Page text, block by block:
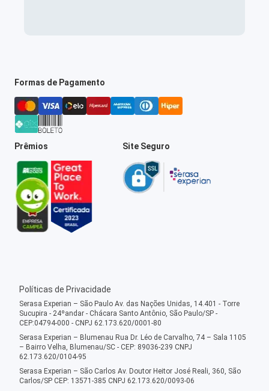
Formas de Pagamento
Prêmios Site Seguro
Políticas de Privacidade
Serasa Experian – São Paulo Av. das Nações Unidas, 14.401 - Torre
Sucupira - 24ºandar - Chácara Santo Antônio, São Paulo/SP -
CEP:04794-000 - CNPJ 62.173.620/0001-80
Serasa Experian – Blumenau Rua Dr. Léo de Carvalho, 74 – Sala 1105
– Bairro Velha, Blumenau/SC - CEP: 89036-239 CNPJ
62.173.620/0104-95
Serasa Experian – São Carlos Av. Doutor Heitor José Reali, 360, São
Carlos/SP CEP: 13571-385 CNPJ 62.173.620/0093-06